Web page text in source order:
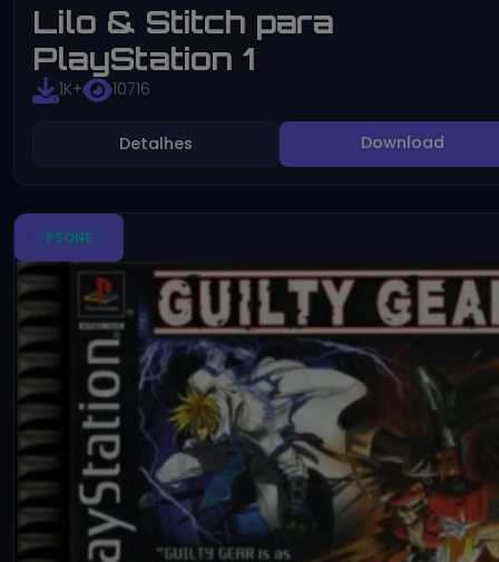
Lilo & Stitch para
PlayStation 1
1K+ 10716
Detalhes Download
PSONE